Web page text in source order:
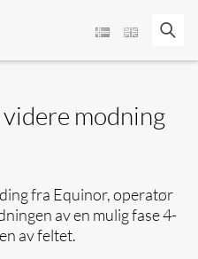
modning
fra Equinor, operatør
av en mulig fase 4-
av feltet.